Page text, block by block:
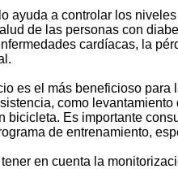
ayuda a controlar los
de las personas con
cardíacas, la
es el más beneficioso
como
bicicleta. Es importante
de entrenamiento,
en cuenta la